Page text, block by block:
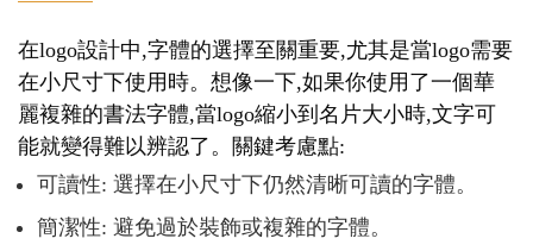
在logo設計中,字體的選擇至關重要,尤其是當logo需要
在小尺寸下使用時。想像一下,如果你使用了一個華
麗複雜的書法字體,當logo縮小到名片大小時,文字可
能就變得難以辨認了。關鍵考慮點:
可讀性: 選擇在小尺寸下仍然清晰可讀的字體。
簡潔性: 避免過於裝飾或複雜的字體。